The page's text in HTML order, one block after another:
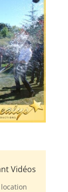
Vidéos